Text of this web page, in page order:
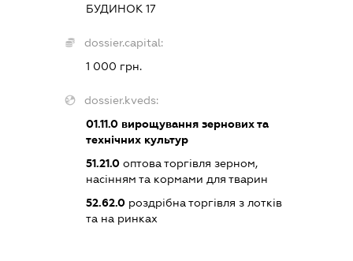
БУДИНОК 17
dossier.capital:
1 000 грн.
dossier.kveds:
01.11.0вирощування зернових та
технічних культур
51.21.0оптова торгівля зерном,
насінням та кормами для тварин
52.62.0роздрібна торгівля з лотків
та на ринках